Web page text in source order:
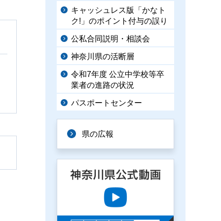
キャッシュレス版「かなト
ク!」のポイント付与の誤り
公私合同説明・相談会
神奈川県の活断層
令和7年度 公立中学校等卒
業者の進路の状況
パスポートセンター
県の広報